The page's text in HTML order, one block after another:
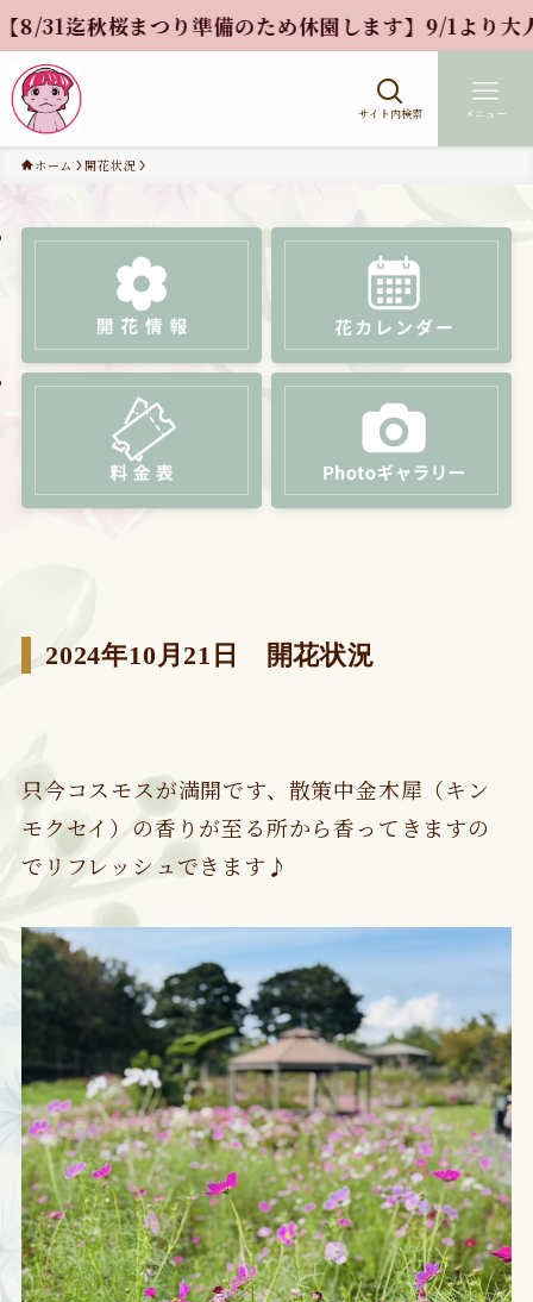
秋桜まつり準備のため休園します】9/1より大人
サイト内検索 メニュー
ホーム 開花状況
2024年10月21日 開花状況
只今コスモスが満開です、散策中金木犀（キン
モクセイ）の香りが至る所から香ってきますの
でリフレッシュできます♪